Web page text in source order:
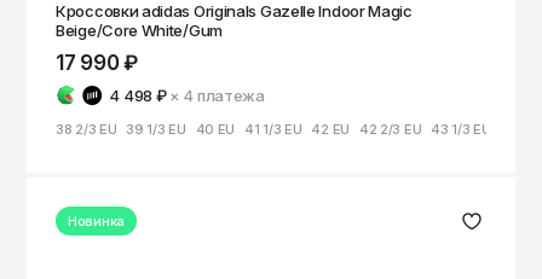
Кроссовки adidas Originals Gazelle Indoor Magic
Beige/Core White/Gum
17 990 ₽
4 498 ₽ × 4платежа
38 2/3 EU 39 1/3 EU 40 EU 41 1/3 EU 42 EU 42 2/3 EU 43 1/3 EU
Новинка